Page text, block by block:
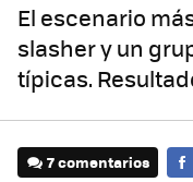
El escenario
slasher y un
típicas.
7 comentarios